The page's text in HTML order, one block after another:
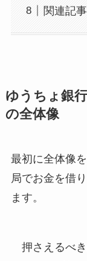
関連記事
ゆうちょ銀
の全体像
最初に全体像
局でお金を借
ます。
押さえるべ